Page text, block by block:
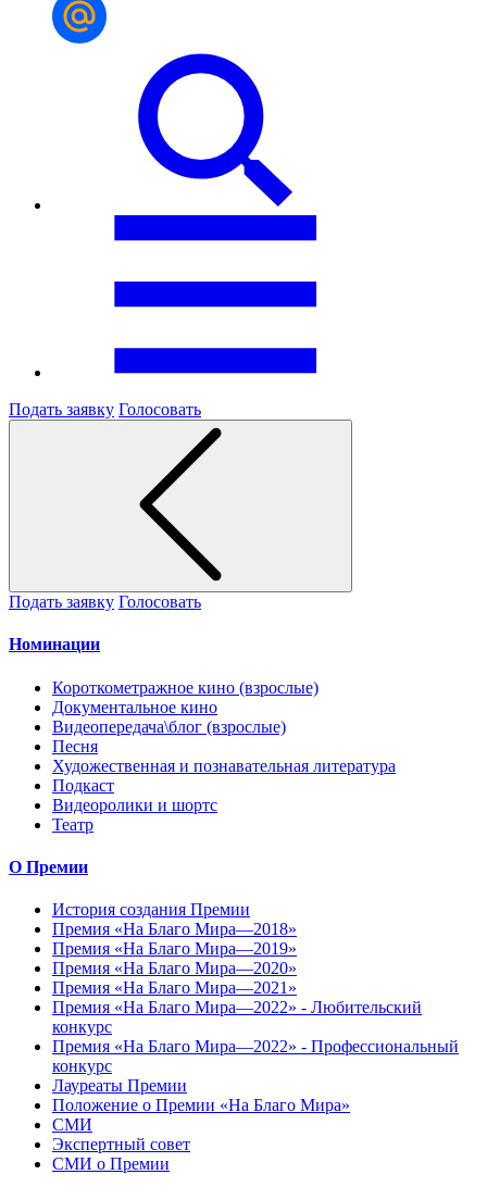
Подать заявку Голосовать
Подать заявку Голосовать
Номинации
Короткометражное кино (взрослые)
Документальное кино
Видеопередача\блог (взрослые)
Песня
Художественная и познавательная литература
Подкаст
Видеоролики и шортс
Театр
О Премии
История создания Премии
Премия «На Благо Мира—2018»
Премия «На Благо Мира—2019»
Премия «На Благо Мира—2020»
Премия «На Благо Мира—2021»
Премия «На Благо Мира—2022» - Любительский
конкурс
Премия «На Благо Мира—2022» - Профессиональный
конкурс
Лауреаты Премии
Положение о Премии «На Благо Мира»
СМИ
Экспертный совет
СМИ о Премии